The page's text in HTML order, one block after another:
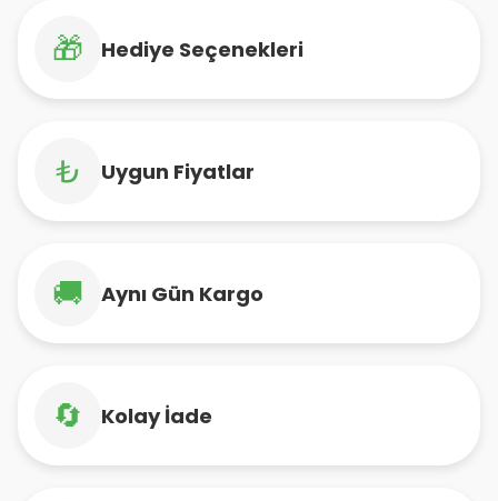
🎁 Hediye Seçenekleri
₺ Uygun Fiyatlar
🚚 Aynı Gün Kargo
🔄 Kolay İade